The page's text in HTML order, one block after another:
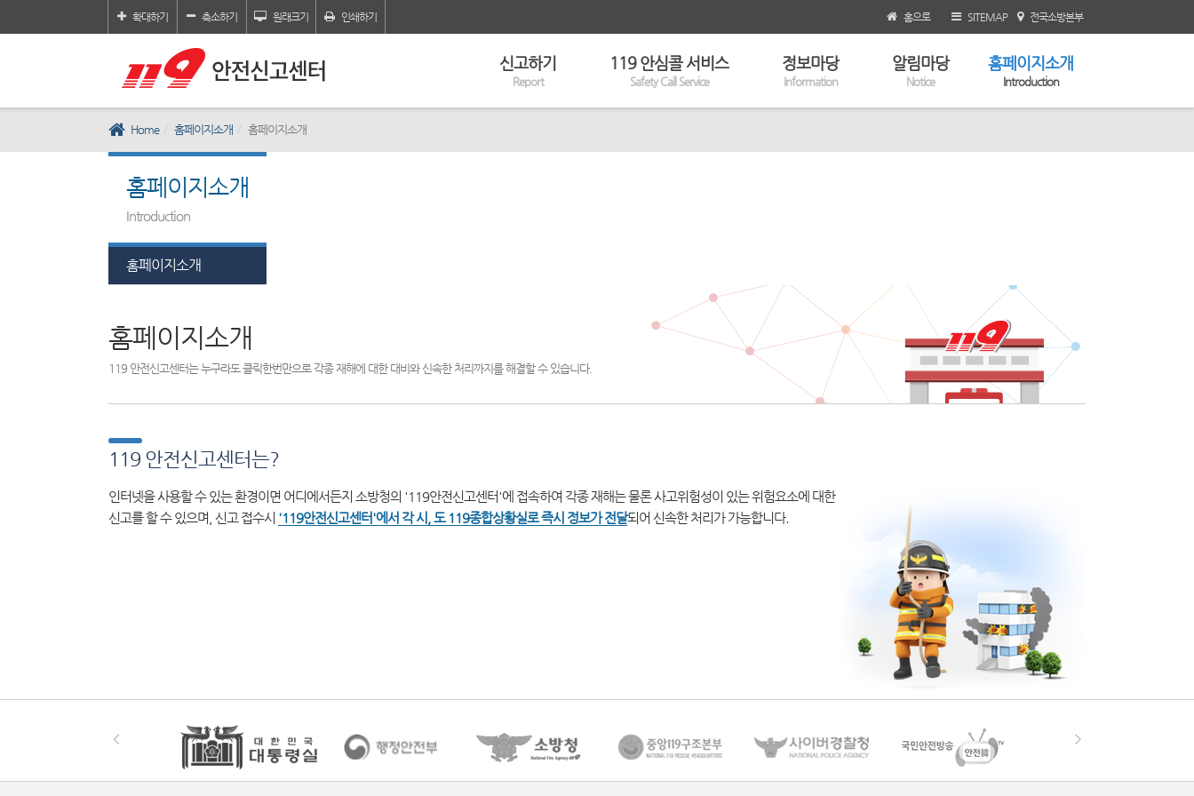
확대하기 축소하기 원래크기 인쇄하기 홈으로 SITEMAP 전국소방본부
신고하기
Report
119 안심콜 서비스
Safety Call Service
정보마당
Information
알림마당
Notice
홈페이지소개
Introduction
Home 홈페이지소개 홈페이지소개
홈페이지소개
Introduction
홈페이지소개
홈페이지소개
119 안전신고센터는 누구라도 클릭한번만으로 각종 재해에 대한 대비와 신속한 처리까지를 해결할 수 있습니다.
119 안전신고센터는?
인터넷을 사용할 수 있는 환경이면 어디에서든지 소방청의 '119안전신고센터'에 접속하여 각종 재해는 물론 사고위험성이 있는 위험요소에 대한
신고를 할 수 있으며, 신고 접수시 '119안전신고센터'에서 각 시, 도 119종합상황실로 즉시 정보가 전달